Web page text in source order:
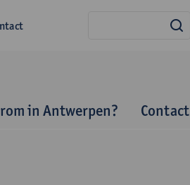
in Antwerpen? Contact